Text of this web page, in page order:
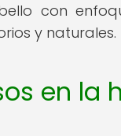
con
y naturales.
en la